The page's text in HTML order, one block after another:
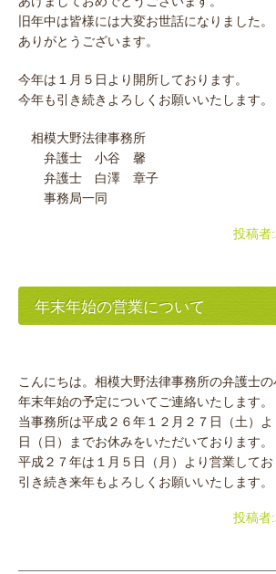
旧年中は皆様には大変お世話になりました。
ありがとうございます。
今年は１月５日より開所しております。
今年も引き続きよろしくお願いいたします。
相模大野法律事務所
弁護士 小谷 馨
弁護士 白澤 章子
事務局一同
投稿者:
年末年始の営業について
こんにちは。相模大野法律事務所の弁護士の
年末年始の予定についてご連絡いたします。
当事務所は平成２６年１２月２７日（土）
日（日）までお休みをいただいております。
平成２７年は１月５日（月）より営業してお
引き続き来年もよろしくお願いいたします。
投稿者: